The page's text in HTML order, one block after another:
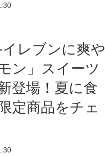
イレブンに爽や
ン」スイーツ
登場！夏に食
定商品をチェ